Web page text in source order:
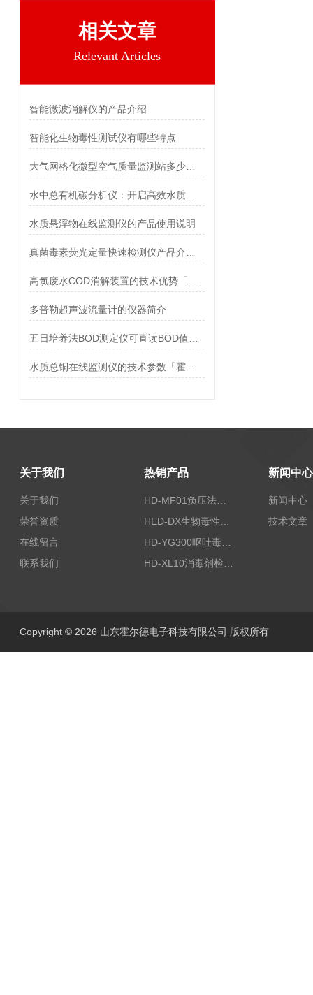
相关文章
Relevant Articles
智能微波消解仪的产品介绍
智能化生物毒性测试仪有哪些特点
水质悬浮物在线监测仪的产品使用说明
多普勒超声波流量计的仪器简介
关于我们
关于我们
荣誉资质
在线留言
联系我们
热销产品
HD-MF01负压法密封性测试仪
新闻中心
新闻中心
技术文章
Copyright © 2026 山东霍尔德电子科技有限公司 版权所有